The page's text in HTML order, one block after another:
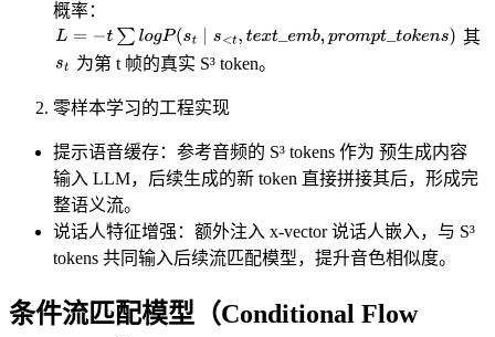
概率：
L=− ∑lo gP (st∣s<t,t e xt_emb,prompt_tokens)
其
st 为第 t 帧的真实 S³ token。
​​零样本学习的工程实现​​
​​提示语音缓存​​：参考音频的 S³ tokens 作为 ​​预生成内容​​
输入 LLM，后续生成的新 token 直接拼接其后，形成完
整语义流。
​​说话人特征增强​​：额外注入 ​​x-vector 说话人嵌入​​，与 S³
tokens 共同输入后续流匹配模型，提升音色相似度。
条件流匹配模型（Conditional Flow